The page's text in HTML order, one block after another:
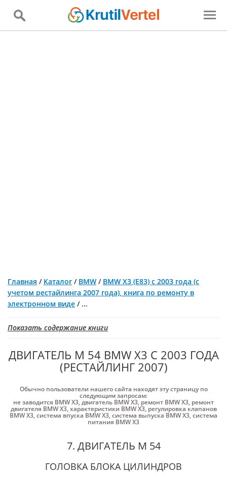
Главная / Каталог / BMW / BMW X3 (E83) с 2003 года (c
учетом рестайлинга 2007 года), книга по ремонту в
электронном виде / ...
Показать содержание книги
ДВИГАТЕЛЬ М 54 BMW X3 С 2003 ГОДА
(РЕСТАЙЛИНГ 2007)
Обычно пользователи нашего сайта находят эту страницу по
следующим запросам:
не заводится BMW X3,двигатель BMW X3, ремонт BMW X3, ремонт
двигателя BMW X3,характеристики BMW X3, регулировка клапанов
BMW X3,система впуска BMW X3,система выпуска BMW X3,система
питания BMW X3
7. ДВИГАТЕЛЬ М 54
ГОЛОВКА БЛОКА ЦИЛИНДРОВ